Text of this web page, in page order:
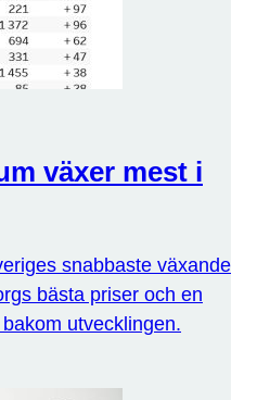
växer mest i
snabbaste växande
bästa priser och en
utvecklingen.